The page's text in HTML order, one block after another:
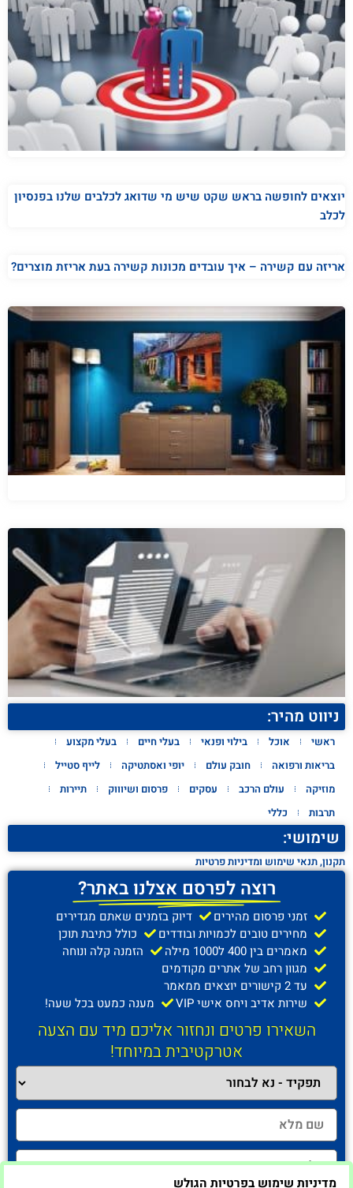
יוצאים לחופשה בראש שקט שיש מי שדואג לכלבים שלנו בפנסיון
לכלב
אריזה עם קשירה – איך עובדים מכונות קשירה בעת אריזת מוצרים?
ניווט מהיר:
ראשי אוכל בילוי ופנאי בעלי חיים
בעלי מקצוע
בריאות ורפואה
חובק עולם יופי ואסתטיקה
לייף סטייל
מוזיקה
עולם הרכב עסקים פרסום ושיוווק
תיירות
תרבות
כללי
שימושי:
תקנון, תנאי שימוש ומדיניות פרטיות
רוצה לפרסם אצלנו באתר?
זמני פרסום מהירים
דיוק בזמנים שאתם מגדירים
מחירים טובים לכמויות ובודדים
כולל כתיבת תוכן
מאמרים בין 400 ל1000 מילה
הזמנה קלה ונוחה
מגוון רחב של אתרים מקודמים
עד 2 קישורים יוצאים ממאמר
שירות אדיב ויחס אישי VIP
מענה כמעט בכל שעה!
השאירו פרטים ונחזור אליכם מיד עם הצעה
אטרקטיבית במיוחד!
מדיניות שימוש בפרטיות הגולש